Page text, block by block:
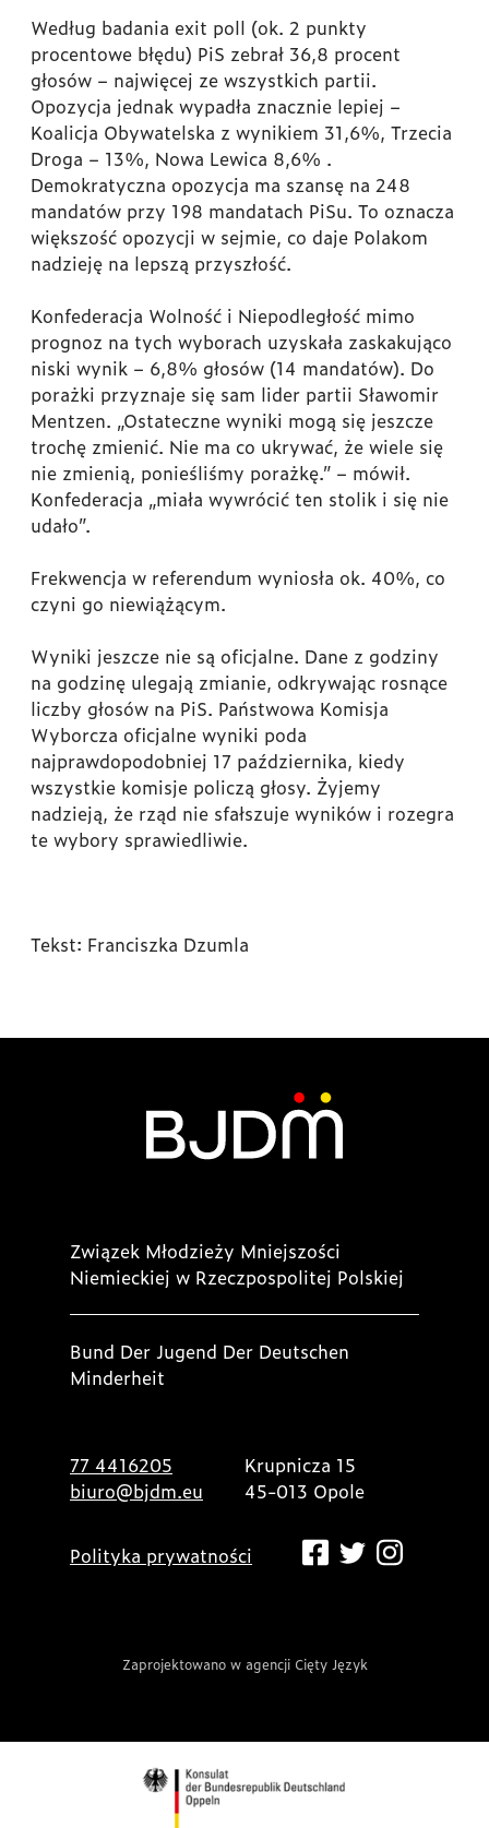
Według badania exit poll (ok. 2 punkty
procentowe błędu) PiS zebrał 36,8 procent
głosów – najwięcej ze wszystkich partii.
Opozycja jednak wypadła znacznie lepiej –
Koalicja Obywatelska z wynikiem 31,6%, Trzecia
Droga – 13%, Nowa Lewica 8,6% .
Demokratyczna opozycja ma szansę na 248
mandatów przy 198 mandatach PiSu. To oznacza
większość opozycji w sejmie, co daje Polakom
nadzieję na lepszą przyszłość.
Konfederacja Wolność i Niepodległość mimo
prognoz na tych wyborach uzyskała zaskakująco
niski wynik – 6,8% głosów (14 mandatów). Do
porażki przyznaje się sam lider partii Sławomir
Mentzen. „Ostateczne wyniki mogą się jeszcze
trochę zmienić. Nie ma co ukrywać, że wiele się
nie zmienią, ponieśliśmy porażkę.” – mówił.
Konfederacja „miała wywrócić ten stolik i się nie
udało”.
Frekwencja w referendum wyniosła ok. 40%, co
czyni go niewiążącym.
Wyniki jeszcze nie są oficjalne. Dane z godziny
na godzinę ulegają zmianie, odkrywając rosnące
liczby głosów na PiS. Państwowa Komisja
Wyborcza oficjalne wyniki poda
najprawdopodobniej 17 października, kiedy
wszystkie komisje policzą głosy. Żyjemy
nadzieją, że rząd nie sfałszuje wyników i rozegra
te wybory sprawiedliwie.
Tekst: Franciszka Dzumla
Związek Młodzieży Mniejszości
Niemieckiej w Rzeczpospolitej Polskiej
Bund Der Jugend Der Deutschen
Minderheit
77 4416205
biuro@bjdm.eu
Krupnicza 15
45-013 Opole
Polityka prywatności
Zaprojektowano w agencji Cięty Język